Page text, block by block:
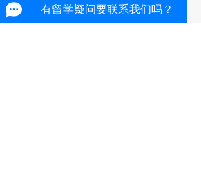
有留学疑问要联系我们吗？